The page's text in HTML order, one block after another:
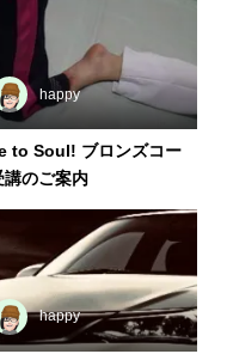
happy
to Soul! ブロンズコー
講のご案内
happy